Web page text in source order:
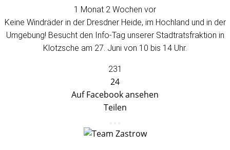
1 Monat 2 Wochen vor
Keine Windräder in der Dresdner Heide, im Hochland und in der
Umgebung! Besucht den Info-Tag unserer Stadtratsfraktion in
Klotzsche am 27. Juni von 10 bis 14 Uhr.
231
24
Auf Facebook ansehen
Teilen